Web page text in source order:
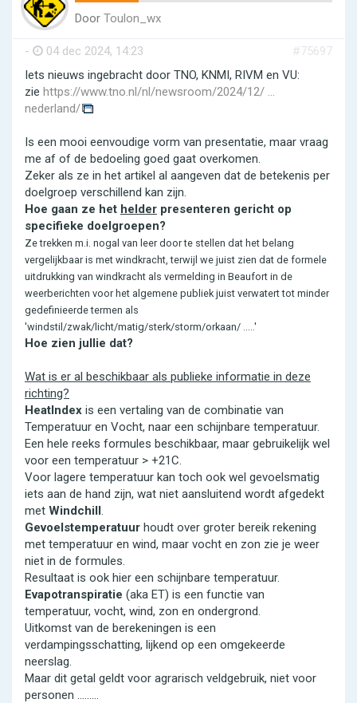
Door Toulon_wx
- 04 dec 2024, 14:23
#75697
Iets nieuws ingebracht door TNO, KNMI, RIVM en VU:
zie https://www.tno.nl/nl/newsroom/2024/12/ ...
nederland/
Is een mooi eenvoudige vorm van presentatie, maar vraag
me af of de bedoeling goed gaat overkomen.
Zeker als ze in het artikel al aangeven dat de betekenis per
doelgroep verschillend kan zijn.
Hoe gaan ze het helder presenteren gericht op
specifieke doelgroepen?
Ze trekken m.i. nogal van leer door te stellen dat het belang
vergelijkbaar is met windkracht, terwijl we juist zien dat de formele
uitdrukking van windkracht als vermelding in Beaufort in de
weerberichten voor het algemene publiek juist verwatert tot minder
gedefinieerde termen als
'windstil/zwak/licht/matig/sterk/storm/orkaan/ .....'
Hoe zien jullie dat?
Wat is er al beschikbaar als publieke informatie in deze
richting?
HeatIndex is een vertaling van de combinatie van
Temperatuur en Vocht, naar een schijnbare temperatuur.
Een hele reeks formules beschikbaar, maar gebruikelijk wel
voor een temperatuur > +21C.
Voor lagere temperatuur kan toch ook wel gevoelsmatig
iets aan de hand zijn, wat niet aansluitend wordt afgedekt
met Windchill.
Gevoelstemperatuur houdt over groter bereik rekening
met temperatuur en wind, maar vocht en zon zie je weer
niet in de formules.
Resultaat is ook hier een schijnbare temperatuur.
Evapotranspiratie (aka ET) is een functie van
temperatuur, vocht, wind, zon en ondergrond.
Uitkomst van de berekeningen is een
verdampingsschatting, lijkend op een omgekeerde
neerslag.
Maar dit getal geldt voor agrarisch veldgebruik, niet voor
personen .........